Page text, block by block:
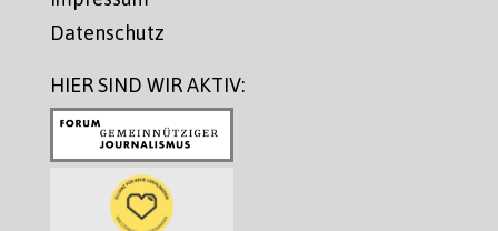
Datenschutz
HIER SIND WIR AKTIV: